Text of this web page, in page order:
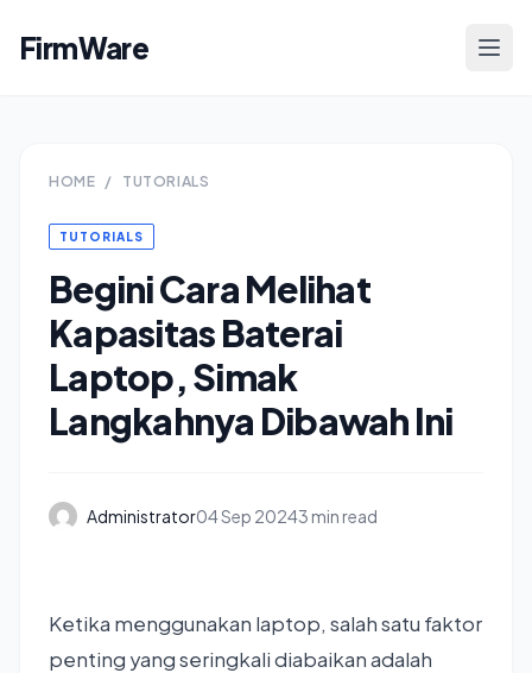
FirmWare
HOME / TUTORIALS
TUTORIALS
Begini Cara Melihat
Kapasitas Baterai
Laptop, Simak
Langkahnya Dibawah Ini
Administrator04 Sep 20243 min read
Ketika menggunakan laptop, salah satu faktor
penting yang seringkali diabaikan adalah